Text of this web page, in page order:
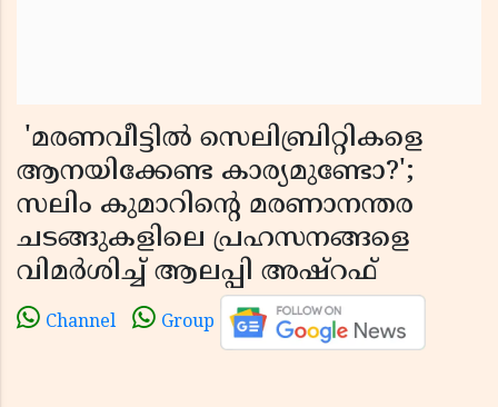
'മരണവീട്ടിൽ സെലിബ്രിറ്റികളെ
ആനയിക്കേണ്ട കാര്യമുണ്ടോ?';
സലിം കുമാറിന്റെ മരണാനന്തര
ചടങ്ങുകളിലെ പ്രഹസനങ്ങളെ
വിമർശിച്ച് ആലപ്പി അഷ്റഫ്
Channel Group